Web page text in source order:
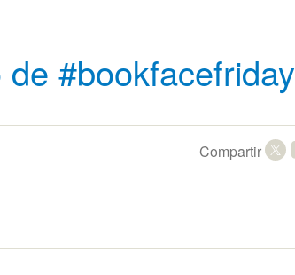
#bookfacefriday
Compartir